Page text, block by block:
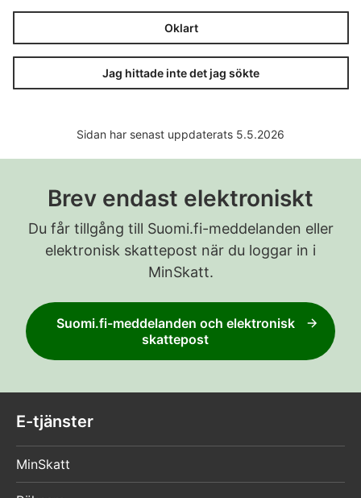
Oklart
Jag hittade inte det jag sökte
Sidan har senast uppdaterats 5.5.2026
Brev endast elektroniskt
Du får tillgång till Suomi.fi-meddelanden eller
elektronisk skattepost när du loggar in i
MinSkatt.
Suomi.fi-meddelanden och elektronisk
skattepost
E-tjänster
MinSkatt